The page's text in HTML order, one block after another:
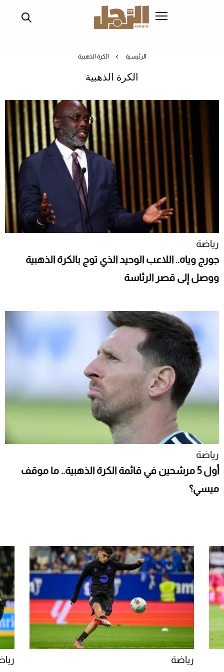
الرئيسية الكرة الذهبية
الكرة الذهبية
رياضة
جورج وياه.. اللاعب الوحيد الذي توج بالكرة الذهبية
ووصل إلى قصر الرئاسة
رياضة
أول 5 مرشحين في قائمة الكرة الذهبية.. ما موقف
ميسي؟
رياضة